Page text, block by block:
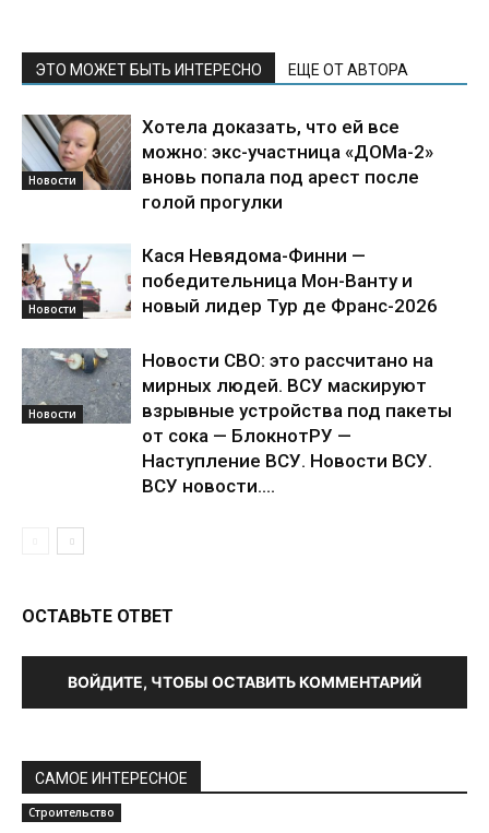
ЭТО МОЖЕТ БЫТЬ ИНТЕРЕСНО ЕЩЕ ОТ АВТОРА
Новости
Хотела доказать, что ей все
можно: экс-участница «ДОМа-2»
вновь попала под арест после
голой прогулки
Новости
Кася Невядома-Финни —
победительница Мон-Ванту и
новый лидер Тур де Франс-2026
Новости
Новости СВО: это рассчитано на
мирных людей. ВСУ маскируют
взрывные устройства под пакеты
от сока — БлокнотРУ —
Наступление ВСУ. Новости ВСУ.
ВСУ новости....
ОСТАВЬТЕ ОТВЕТ
ВОЙДИТЕ, ЧТОБЫ ОСТАВИТЬ КОММЕНТАРИЙ
САМОЕ ИНТЕРЕСНОЕ
Строительство